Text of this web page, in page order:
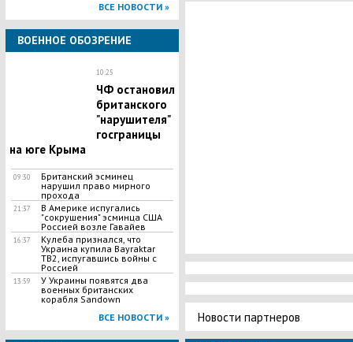
ВСЕ НОВОСТИ »
ВОЕННОЕ ОБОЗРЕНИЕ
10:25
ЧФ остановил
британского
"нарушителя"
госграницы
на юге Крыма
09:30
Британский эсминец
нарушил право мирного
прохода
21:37
В Америке испугались
"сокрушения" эсминца США
Россией возле Гавайев
16:37
Кулеба признался, что
Украина купила Bayraktar
TB2, испугавшись войны с
Россией
13:59
У Украины появятся два
военных британских
корабля Sandown
ВСЕ НОВОСТИ »
Новости партнеров